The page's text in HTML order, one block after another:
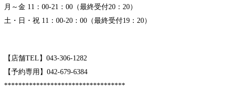
月～金 11：00-21：00（最終受付20：20）
土・日・祝 11：00-20：00（最終受付19：20）
【店舗TEL】043-306-1282
【予約専用】042-679-6384
**********************************